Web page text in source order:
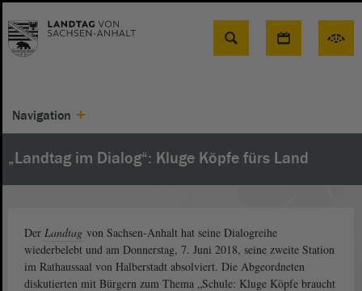
Suche
Navigation
„Landtag im Dialog“: Kluge Köpfe fürs Land
Der Landtag von Sachsen-Anhalt hat seine Dialogreihe
wiederbelebt und am Donnerstag, 7. Juni 2018, seine zweite Station
im Rathaussaal von Halberstadt absolviert. Die Abgeordneten
diskutierten mit Bürgern zum Thema „Schule: Kluge Köpfe braucht